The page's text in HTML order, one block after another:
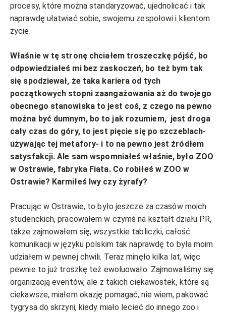
procesy, które można standaryzować, ujednolicać i tak
naprawdę ułatwiać sobie, swojemu zespołowi i klientom
życie.
Właśnie w tę stronę chciałem troszeczkę pójść, bo
odpowiedziałeś mi bez zaskoczeń, bo też bym tak
się spodziewał, że taka kariera od tych
początkowych stopni zaangażowania aż do twojego
obecnego stanowiska to jest coś, z czego na pewno
można być dumnym, bo to jak rozumiem, jest droga
cały czas do góry, to jest pięcie się po szczeblach-
używając tej metafory- i to na pewno jest źródłem
satysfakcji. Ale sam wspomniałeś właśnie, było ZOO
w Ostrawie, fabryka Fiata. Co robiłeś w ZOO w
Ostrawie? Karmiłeś lwy czy żyrafy?
Pracując w Ostrawie, to było jeszcze za czasów moich
studenckich, pracowałem w czymś na kształt działu PR,
także zajmowałem się, wszystkie tabliczki, całość
komunikacji w języku polskim tak naprawdę to była moim
udziałem w pewnej chwili. Teraz minęło kilka lat, więc
pewnie to już troszkę też ewoluowało. Zajmowaliśmy się
organizacją eventów, ale z takich ciekawostek, które są
ciekawsze, miałem okazję pomagać, nie wiem, pakować
tygrysa do skrzyni, kiedy miało lecieć do innego zoo i